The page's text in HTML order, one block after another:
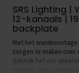
SRS Lighting
12-kanaals |
backplate
Met het wandmontage
zorgen te maken over
gebruik het om